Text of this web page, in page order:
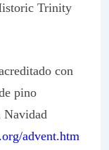
Trinity
con
pino
Navidad
advent.htm